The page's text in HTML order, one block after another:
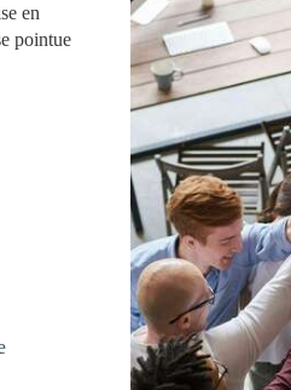
en
pointue